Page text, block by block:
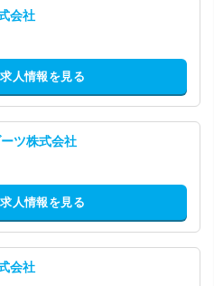
会社
人情報を見る
ツ株式会社
人情報を見る
会社